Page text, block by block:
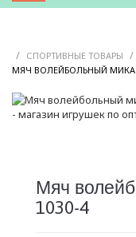
/ СПОРТИВНЫЕ ТОВАРЫ /
МЯЧ ВОЛЕЙБОЛЬНЫЙ
Мяч
1030-4